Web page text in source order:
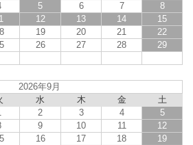
5 6 7
8
12 13 14
15
19 20 21
22
26 27 28
29
2026年9月
水 木 金
土
2 3 4
5
9 10 11
12
16 17 18
19